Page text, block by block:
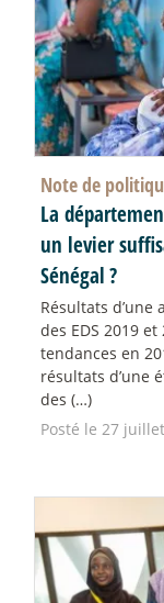
Note de
La
un levier
Sénégal?
Résultats
des EDS 2019
tendances en
résultats d’une
des (…)
Posté le 27